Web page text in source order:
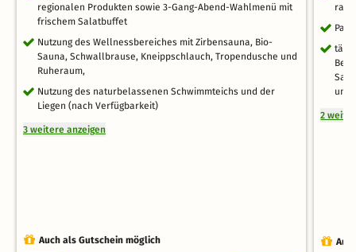
regionalen Produkten sowie 3-Gang-Abend-Wahlmenü mit
frischem Salatbuffet
Nutzung des Wellnessbereiches mit Zirbensauna, Bio-
Sauna, Schwallbrause, Kneippschlauch, Tropendusche und
Ruheraum,
Nutzung des naturbelassenen Schwimmteichs und der
Liegen (nach Verfügbarkeit)
3 weitere anzeigen
Auch als Gutschein möglich
und
2